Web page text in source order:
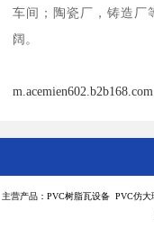
车间；陶瓷厂，铸造厂
m.acemien602.b2b168.com
主营产品：PVC树脂瓦设备 PVC仿